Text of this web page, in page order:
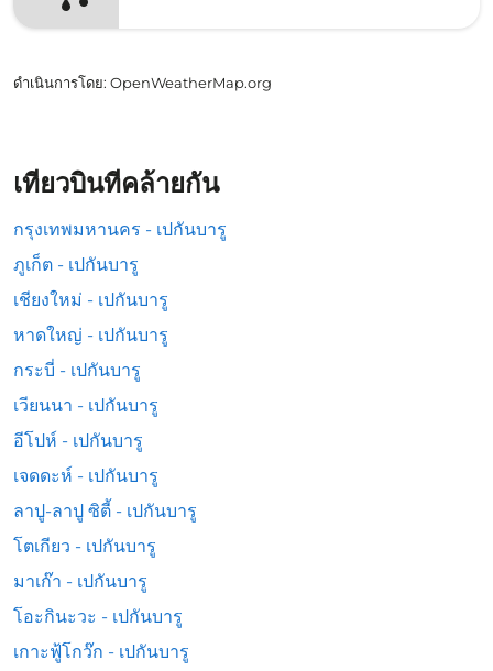
ดำเนินการโดย: OpenWeatherMap.org
เที่ยวบินที่คล้ายกัน
กรุงเทพมหานคร - เปกันบารู
ภูเก็ต - เปกันบารู
เชียงใหม่ - เปกันบารู
หาดใหญ่ - เปกันบารู
กระบี่ - เปกันบารู
เวียนนา - เปกันบารู
อีโปห์ - เปกันบารู
เจดดะห์ - เปกันบารู
ลาปู-ลาปู ซิตี้ - เปกันบารู
โตเกียว - เปกันบารู
มาเก๊า - เปกันบารู
โอะกินะวะ - เปกันบารู
เกาะฟู้โกว๊ก - เปกันบารู